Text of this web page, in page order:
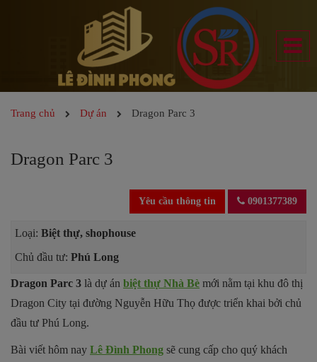
Trang chủ Dự án Dragon Parc 3
Dragon Parc 3
Yêu cầu thông tin 0901377389
Loại: Biệt thự, shophouse
Chủ đầu tư: Phú Long
Dragon Parc 3 là dự án biệt thự Nhà Bè mới nằm tại khu đô thị
Dragon City tại đường Nguyễn Hữu Thọ được triển khai bởi chủ
đầu tư Phú Long.
Bài viết hôm nay Lê Đình Phong sẽ cung cấp cho quý khách